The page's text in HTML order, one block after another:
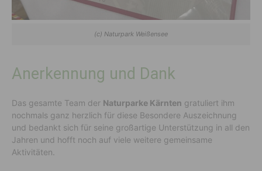
(c) Naturpark Weißensee
Anerkennung und Dank
Das gesamte Team der Naturparke Kärnten gratuliert ihm
nochmals ganz herzlich für diese Besondere Auszeichnung
und bedankt sich für seine großartige Unterstützung in all den
Jahren und hofft noch auf viele weitere gemeinsame
Aktivitäten.